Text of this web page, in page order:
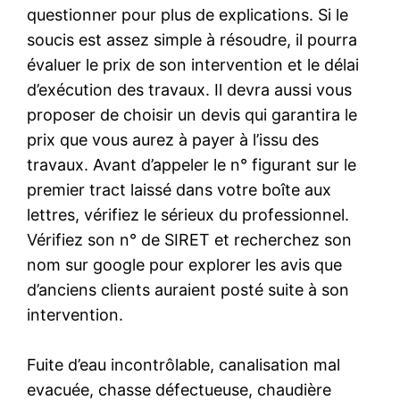
questionner pour plus de explications. Si le
soucis est assez simple à résoudre, il pourra
évaluer le prix de son intervention et le délai
d’exécution des travaux. Il devra aussi vous
proposer de choisir un devis qui garantira le
prix que vous aurez à payer à l’issu des
travaux. Avant d’appeler le n° figurant sur le
premier tract laissé dans votre boîte aux
lettres, vérifiez le sérieux du professionnel.
Vérifiez son n° de SIRET et recherchez son
nom sur google pour explorer les avis que
d’anciens clients auraient posté suite à son
intervention.
Fuite d’eau incontrôlable, canalisation mal
evacuée, chasse défectueuse, chaudière